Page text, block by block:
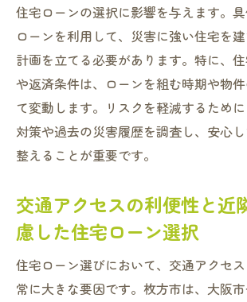
る
オンラインツールでの住宅ロ
シミュレーション結果を活か
の作成
変動金利と固定金利の違いを
ョンで比較
枚方市特有の費用項目を反映
シミュレーション結果を基に
イント
枚方市での住宅購入を成功させる
選択術
住宅ローンの選択に影響を与えます。
ローンを利用して、災害に強い住宅を
計画を立てる必要があります。特に、
や返済条件は、ローンを組む時期や物
て変動します。リスクを軽減するため
対策や過去の災害履歴を調査し、安心
整えることが重要です。
交通アクセスの利便性と近
慮した住宅ローン選択
住宅ローン選びにおいて、交通アクセ
常に大きな要因です。枚方市は、大阪